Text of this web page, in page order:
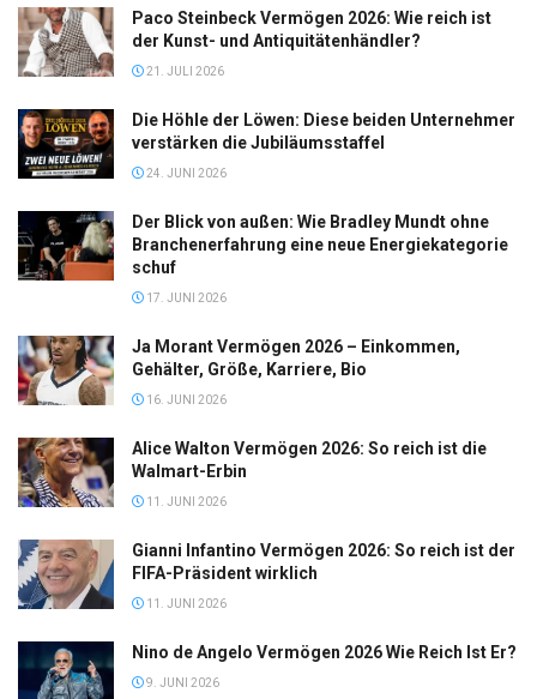
Paco Steinbeck Vermögen 2026: Wie reich ist
der Kunst- und Antiquitätenhändler?
21. JULI 2026
Die Höhle der Löwen: Diese beiden Unternehmer
verstärken die Jubiläumsstaffel
24. JUNI 2026
Der Blick von außen: Wie Bradley Mundt ohne
Branchenerfahrung eine neue Energiekategorie
schuf
17. JUNI 2026
Ja Morant Vermögen 2026 – Einkommen,
Gehälter, Größe, Karriere, Bio
16. JUNI 2026
Alice Walton Vermögen 2026: So reich ist die
Walmart-Erbin
11. JUNI 2026
Gianni Infantino Vermögen 2026: So reich ist der
FIFA-Präsident wirklich
11. JUNI 2026
Nino de Angelo Vermögen 2026 Wie Reich Ist Er?
9. JUNI 2026